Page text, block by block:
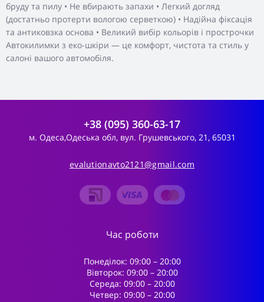
бруду та пилу • Не вбирають запахи • Легкий догляд
(достатньо протерти вологою серветкою) • Надійна фіксація
та антиковзка основа • Великий вибір кольорів і прострочки
Автокилимки з еко-шкіри — це комфорт, чистота та стиль у
салоні вашого автомобіля.
+38 (095) 360-63-17
м. Одеса,Одеська обл, вул. Грушевського, 21, 65031
evalutionavto2121@gmail.com
Час роботи
Понеділок: 09:00 – 20:00
Вівторок: 09:00 – 20:00
Середа: 09:00 – 20:00
Четвер: 09:00 – 20:00